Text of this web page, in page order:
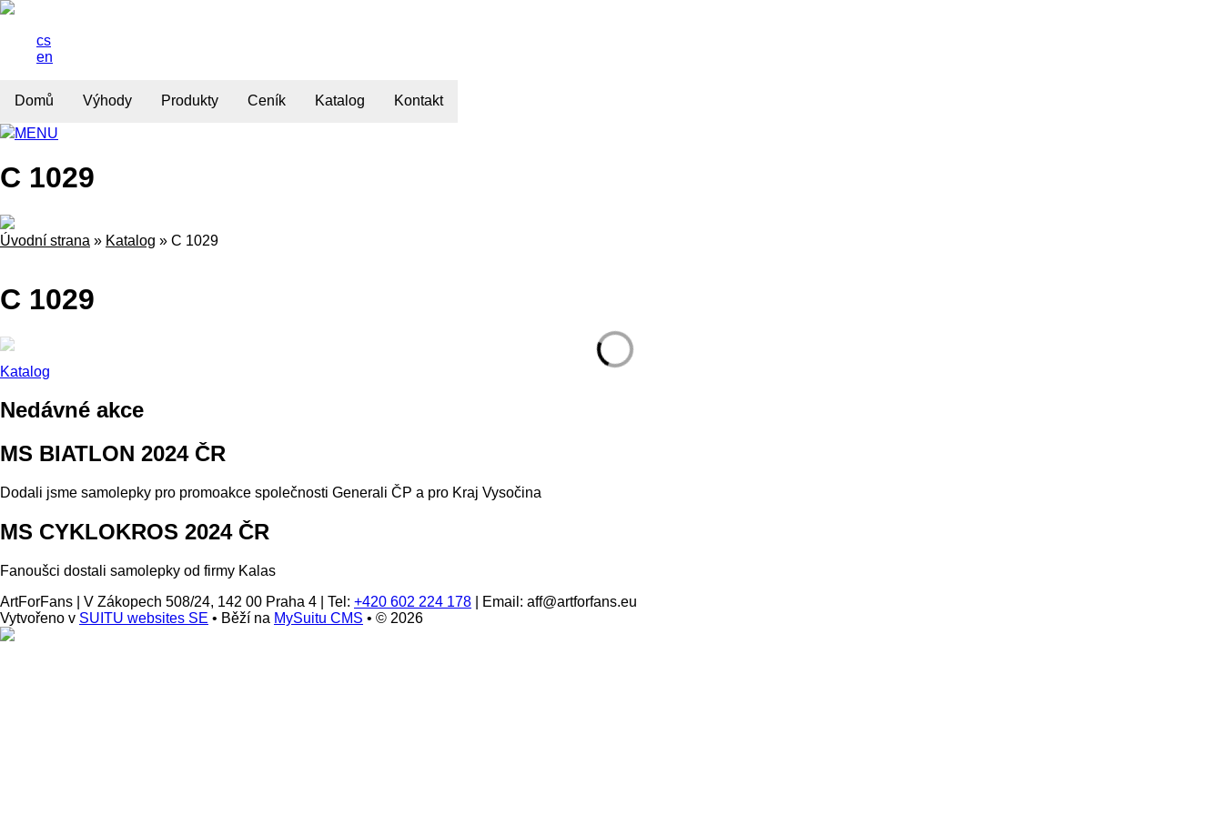
cs
en
Domů Výhody Produkty Ceník Katalog Kontakt
MENU
C 1029
Úvodní strana » Katalog » C 1029
C 1029
Katalog
Nedávné akce
MS BIATLON 2024 ČR
Dodali jsme samolepky pro promoakce společnosti Generali ČP a pro Kraj Vysočina
MS CYKLOKROS 2024 ČR
Fanoušci dostali samolepky od firmy Kalas
ArtForFans
V Zákopech 508/24, 142 00 Praha 4 Tel: +420 602 224 178
Email: aff@artforfans.eu
Vytvořeno v SUITU websites SE • Běží na MySuitu CMS • © 2026